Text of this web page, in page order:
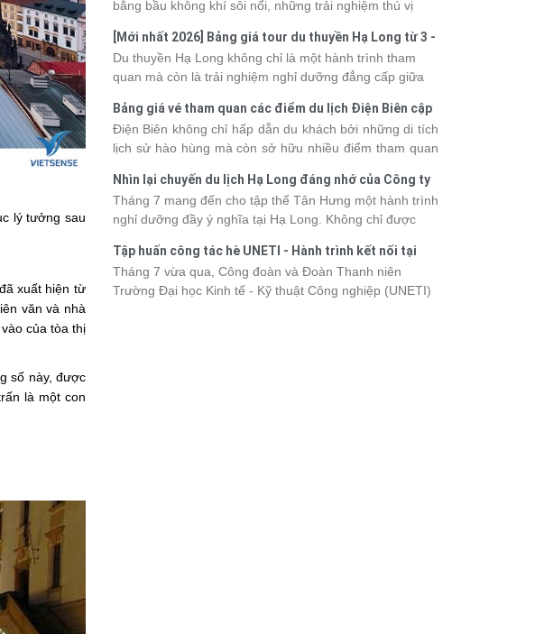
lý tưởng sau
xuất hiện từ
văn và nhà
của tòa thị
số này, được
là một con
bằng bầu không khí sôi nổi, những trải nghiệm thú vị
quan thiên nhiên đến những phút giây đồng hành bên
nhau, tất cả đã tạo nên một chuyến đi tràn đầy cảm xúc
và dấu ấn khó quên.
[Mới nhất 2026] Bảng giá tour du thuyền Hạ Long từ 3 -
6 sao
Du thuyền Hạ Long không chỉ là một hành trình tham
quan mà còn là trải nghiệm nghỉ dưỡng đẳng cấp giữa
thuyền sẽ có mức giá và dịch vụ khác nhau, khiến nhiều
du khách băn khoăn khi lựa chọn. Bài viết dưới đây sẽ
cập nhật bảng giá tour du thuyền Hạ Long mới nhất
2026 từ 3 - 6 sao, giúp bạn dễ dàng so sánh và tìm
được hành trình phù hợp với nhu cầu cũng như ngân
sách.
Bảng giá vé tham quan các điểm du lịch Điện Biên cập
nhật 2026
Điện Biên không chỉ hấp dẫn du khách bởi những di tích
lịch sử hào hùng mà còn sở hữu nhiều điểm tham quan
đang lên kế hoạch khám phá vùng đất này, việc cập nhật
trước giá vé sẽ giúp bạn chủ động hơn trong lịch trình và
chi phí. Cùng Vietsense Travel tham khảo bảng giá vé
tham quan các điểm du lịch Điện Biênmới nhất năm
2026 ngay dưới đây.
Nhìn lại chuyến du lịch Hạ Long đáng nhớ của Công ty
Tân Hưng 2026
Tháng 7 mang đến cho tập thể Tân Hưng một hành trình
nghỉ dưỡng đầy ý nghĩa tại Hạ Long. Không chỉ được
thành viên còn có dịp gắn kết, sẻ chia và lưu giữ nhiều
khoảnh khắc đáng nhớ. Hãy cùng nhìn lại chuyến đi
ngập tràn niềm vui và những trải nghiệm khó quên.
Tập huấn công tác hè UNETI - Hành trình kết nối tại
Hòn Dấu, Đồ Sơn
Tháng 7 vừa qua, Công đoàn và Đoàn Thanh niên
Trường Đại học Kinh tế - Kỹ thuật Công nghiệp (UNETI)